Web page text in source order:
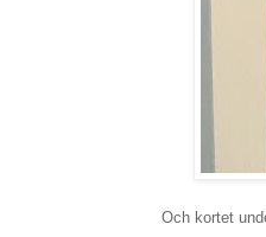
Och kortet